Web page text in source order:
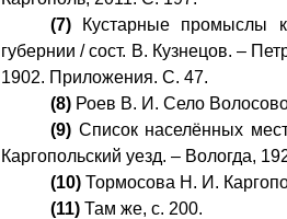
(7) Кустарные промыслы
губернии / сост. В. Кузнецов. –
1902. Приложения. С. 47.
(8) Роев В. И. Село
(9) Список населённых
Каргопольский уезд. – Вологда,
(10) Тормосова Н. И.
(11) Там же, с. 200.